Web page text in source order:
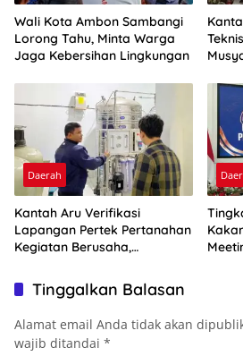
Wali Kota Ambon Sambangi
Lorong Tahu, Minta Warga
Jaga Kebersihan Lingkungan
Daerah
Kantah Aru Verifikasi
Lapangan Pertek Pertanahan
Kegiatan Berusaha,
Tinggalkan Balasan
Alamat email Anda tidak akan
wajib ditandai *